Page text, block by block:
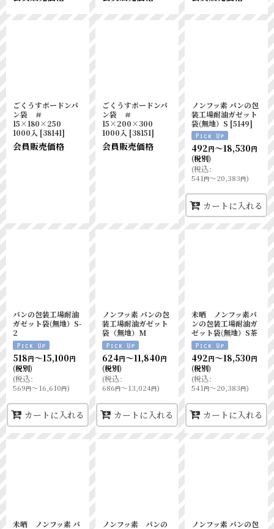
ごくうすボードンパ
ン袋 ＃
15×180×250
1000入 [38141]
会員販売価格
ごくうすボードンパ
ン袋 ＃
15×200×300
1000入 [38151]
会員販売価格
ノンフッ素 パンの包
装工場耐油ガゼット
袋(無地）S [5149]
492円～18,530円
(税別)
(税込:
541円～20,383円)
カートに入れる
パンの包装工場耐油
ガゼット袋(無地）S-
2
518円～15,100円
(税別)
(税込:
569円～16,610円)
カートに入れる
ノンフッ素 パンの包
装工場耐油ガゼット
袋（無地）M
624円～11,840円
(税別)
(税込:
686円～13,024円)
カートに入れる
未晒 ノンフッ素パ
ンの包装工場耐油ガ
ゼット袋(無地）S茶
492円～18,530円
(税別)
(税込:
541円～20,383円)
カートに入れる
未晒 ノンフッ素 パ
ノンフッ素 パンの
ノンフッ素 パンの包